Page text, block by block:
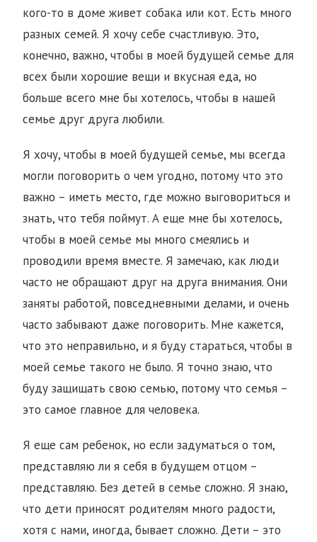
кого-то в доме живет собака или кот. Есть много
разных семей. Я хочу себе счастливую. Это,
конечно, важно, чтобы в моей будущей семье для
всех были хорошие вещи и вкусная еда, но
больше всего мне бы хотелось, чтобы в нашей
семье друг друга любили.
Я хочу, чтобы в моей будущей семье, мы всегда
могли поговорить о чем угодно, потому что это
важно – иметь место, где можно выговориться и
знать, что тебя поймут. А еще мне бы хотелось,
чтобы в моей семье мы много смеялись и
проводили время вместе. Я замечаю, как люди
часто не обращают друг на друга внимания. Они
заняты работой, повседневными делами, и очень
часто забывают даже поговорить. Мне кажется,
что это неправильно, и я буду стараться, чтобы в
моей семье такого не было. Я точно знаю, что
буду защищать свою семью, потому что семья –
это самое главное для человека.
Я еще сам ребенок, но если задуматься о том,
представляю ли я себя в будущем отцом –
представляю. Без детей в семье сложно. Я знаю,
что дети приносят родителям много радости,
хотя с нами, иногда, бывает сложно. Дети – это